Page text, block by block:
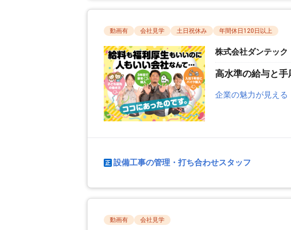
動画有 会社見学 土日祝休み 年間休日120日以上
株式会社ダンテック
高水準の給与と手
企業の魅力が見え
設備工事の管理・打ち合わせスタッフ
動画有 会社見学